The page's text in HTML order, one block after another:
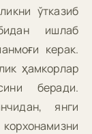
ўтказиб
ишлаб
керак.
ҳамкорлар
беради.
янги